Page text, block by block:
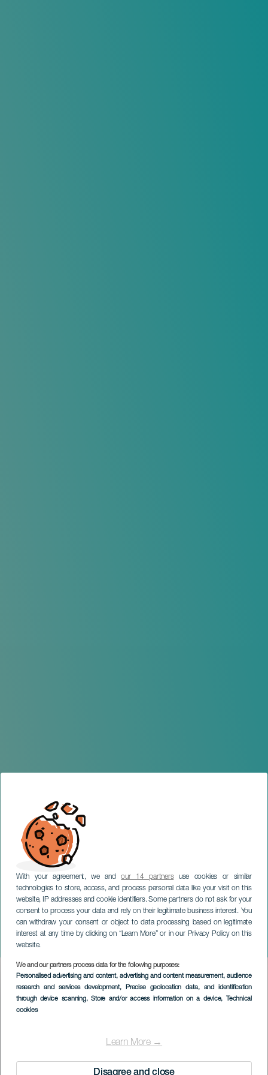
With your agreement, we andour 14 partnersuse cookies or similar
technologies to store, access, and process personal data like your visit on this
website, IP addresses and cookie identifiers. Some partners do not ask for your
consent to process your data and rely on their legitimate business interest. You
can withdraw your consent or object to data processing based on legitimate
interest at any time by clicking on “Learn More” or in our Privacy Policy on this
website.
We and our partners process data for the following purposes:
Personalised advertising and content, advertising and content measurement, audience
research and services development, Precise geolocation data, and identification
through device scanning, Store and/or access information on a device, Technical
cookies
Learn More →
DARC Festival
TENERIFE
Imagen
Listado